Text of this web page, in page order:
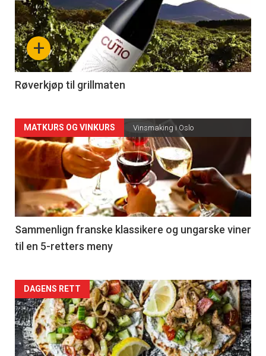
akkurat
nå
-
4
+
Røverkjøp til grillmaten
Forsiden
akkurat
nå
-
5
MATKURS OG VINKURS Vinsmaking i Oslo
Sammenlign franske klassikere og ungarske viner
til en 5-retters meny
Forsiden
akkurat
nå
DAGENS RETT